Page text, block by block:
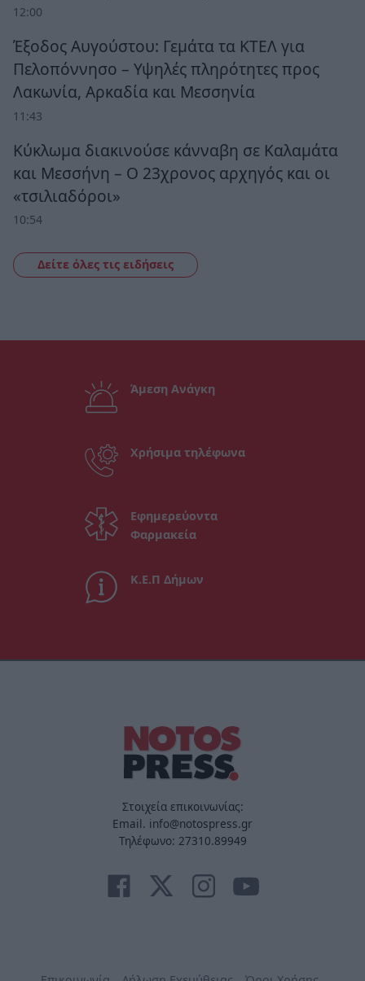
12:00
Έξοδος Αυγούστου: Γεμάτα τα ΚΤΕΛ για
Πελοπόννησο – Υψηλές πληρότητες προς
Λακωνία, Αρκαδία και Μεσσηνία
11:43
Κύκλωμα διακινούσε κάνναβη σε Καλαμάτα
και Μεσσήνη – Ο 23χρονος αρχηγός και οι
«τσιλιαδόροι»
10:54
Δείτε όλες τις ειδήσεις
Άμεση Ανάγκη
Χρήσιμα τηλέφωνα
Εφημερεύοντα
Φαρμακεία
Κ.Ε.Π Δήμων
Στοιχεία επικοινωνίας:
Email. info@notospress.gr
Τηλέφωνο: 27310.89949